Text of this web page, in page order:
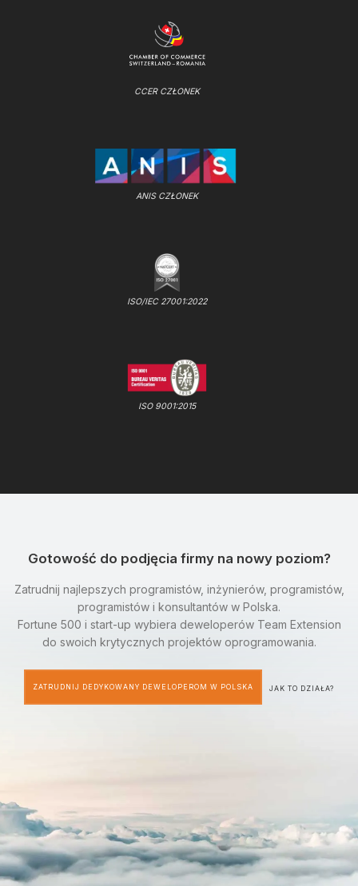
CCER CZŁONEK
ANIS CZŁONEK
ISO/IEC 27001:2022
ISO 9001:2015
Gotowość do podjęcia firmy na nowy poziom?
Zatrudnij najlepszych programistów, inżynierów, programistów,
programistów i konsultantów w Polska.
Fortune 500 i start-up wybiera deweloperów Team Extension
do swoich krytycznych projektów oprogramowania.
ZATRUDNIJ DEDYKOWANY DEWELOPEROM W POLSKA JAK TO DZIAŁA?